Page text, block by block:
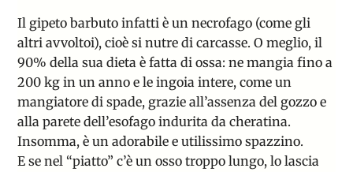
Il gipeto barbuto infatti è un necrofago (come gli
altri avvoltoi), cioè si nutre di carcasse. O meglio, il
90% della sua dieta è fatta di ossa: ne mangia fino a
200 kg in un anno e le ingoia intere, come un
mangiatore di spade, grazie all’assenza del gozzo e
alla parete dell’esofago indurita da cheratina.
Insomma, è un adorabile e utilissimo spazzino.
E se nel “piatto” c’è un osso troppo lungo, lo lascia